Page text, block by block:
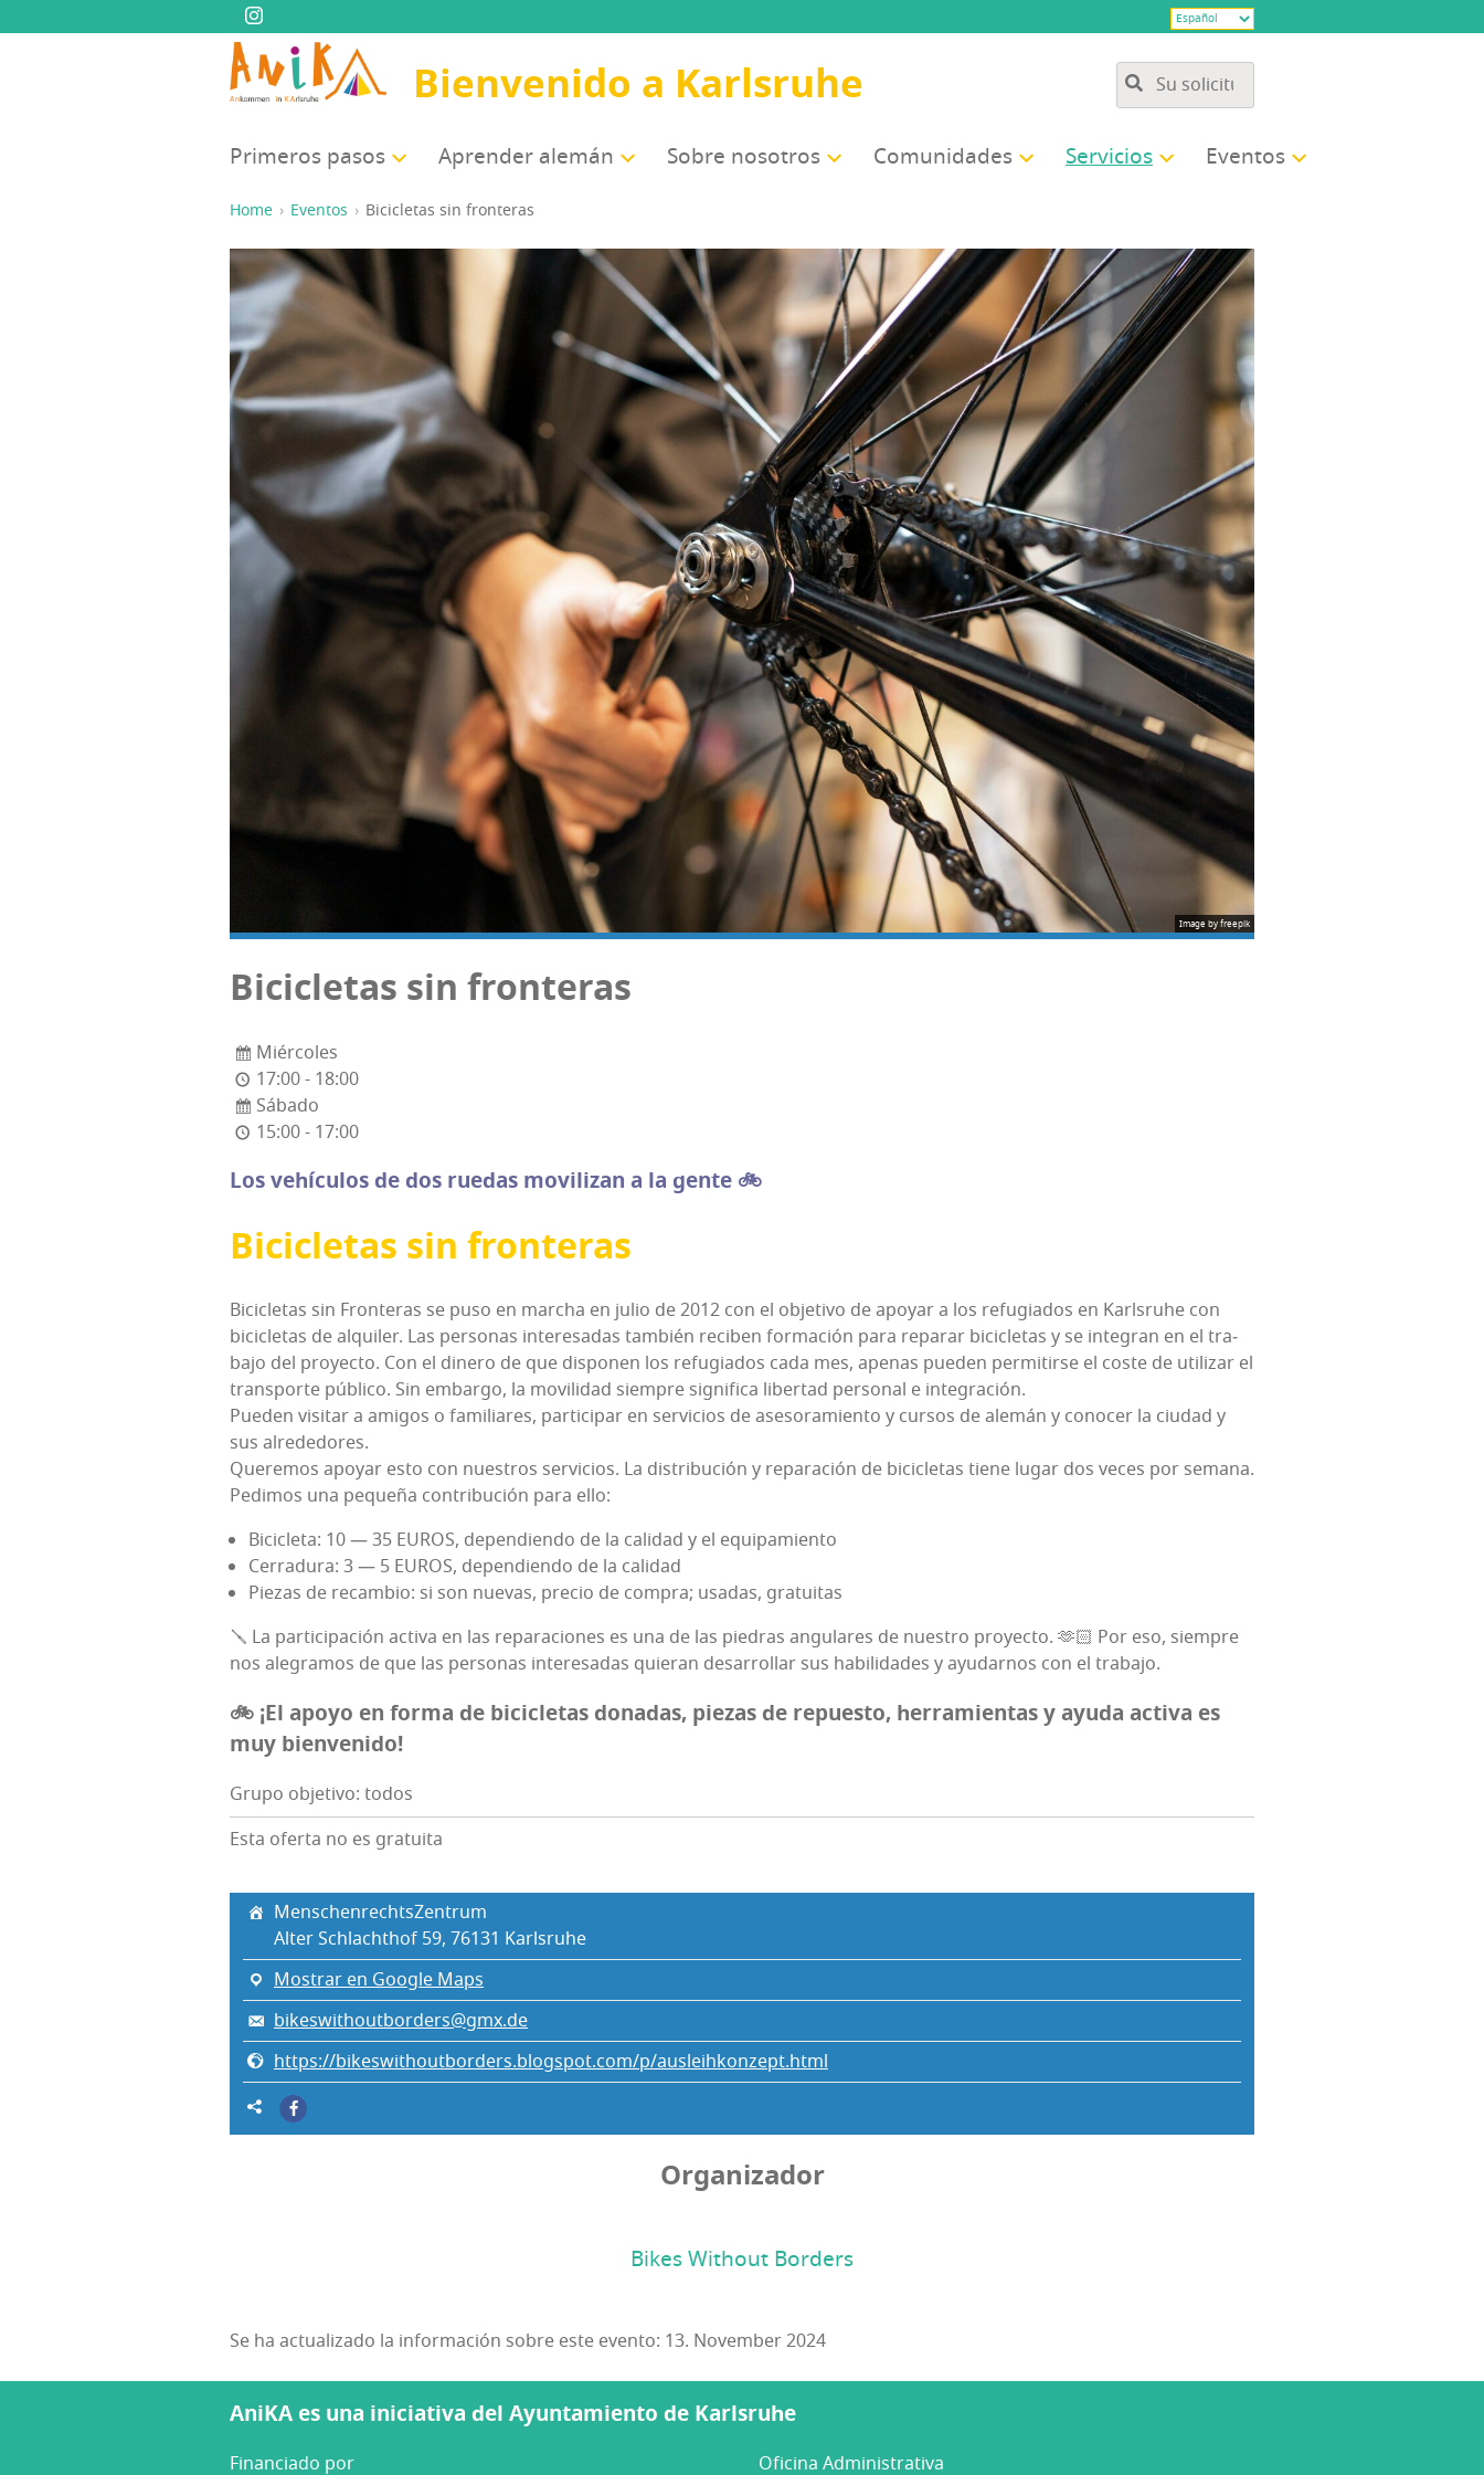
Bienvenido a Karlsruhe
Pri­me­ros pasos Apren­der alemán Sobre noso­tros Comu­ni­da­des Ser­vi­cios Even­tos
Home Eventos Bici­cle­tas sin fronteras
Image by freepik
Bici­cle­tas sin fronteras
Miércoles
17:00 - 18:00
Sábado
15:00 - 17:00
Los vehícu­los de dos rue­das movi­li­zan a la gente 🚲
Bici­cle­tas sin fronteras
Bici­cle­tas sin Fron­te­ras se puso en mar­cha en julio de 2012 con el obje­ti­vo de apo­yar a los refu­gia­dos en Karls­ruhe con
bici­cle­tas de alqui­ler. Las per­so­nas intere­sa­das tam­bién reci­ben for­ma­ción para repa­rar bici­cle­tas y se inte­gran en el tra­
ba­jo del pro­yec­to. Con el dine­ro de que dis­po­nen los refu­gia­dos cada mes, ape­nas pue­den per­mi­tir­se el cos­te de uti­li­zar el
trans­por­te públi­co. Sin embar­go, la movi­li­dad siem­pre sig­ni­fi­ca liber­tad per­so­nal e integración.
Pue­den visi­tar a ami­gos o fami­lia­res, par­ti­ci­par en ser­vi­cios de ase­so­ra­mien­to y cur­sos de ale­mán y cono­cer la ciu­dad y
sus alrededores.
Que­re­mos apo­yar esto con nues­tros ser­vi­cios. La dis­tri­bu­ción y repa­ra­ción de bici­cle­tas tie­ne lugar dos veces por sema­na.
Pedi­mos una peque­ña con­tri­bu­ción para ello:
Bici­cle­ta: 10 — 35 EUROS, depen­dien­do de la cali­dad y el equipamiento
Cerra­du­ra: 3 — 5 EUROS, depen­dien­do de la calidad
Pie­zas de recam­bio: si son nue­vas, pre­cio de com­pra; usa­das, gratuitas
🪛 La par­ti­ci­pa­ción acti­va en las repa­ra­cio­nes es una de las pie­dras angu­la­res de nues­tro pro­yec­to. 🫶🏻 Por eso, siem­pre
nos ale­gra­mos de que las per­so­nas intere­sa­das quie­ran desa­rro­llar sus habi­li­da­des y ayu­dar­nos con el trabajo.
🚲 ¡El apo­yo en for­ma de bici­cle­tas dona­das, pie­zas de repues­to, herra­mien­tasy ayu­da acti­va es
muy bienvenido!
Grupo objetivo: todos
Esta oferta no es gratuita
Mens­chen­rechts­Zen­trum
Alter Schlachthof 59, 76131 Karls­ruhe
Mostrar en Google Maps
bikeswithoutborders@gmx.de
https://bikeswithoutborders.blogspot.com/p/ausleihkonzept.html
Organizador
Bikes Without Borders
Se ha actualizado la información sobre este evento: 13. November 2024
AniKA es una iniciativa del Ayuntamiento de Karlsruhe
Financiado por Oficina Administrativa